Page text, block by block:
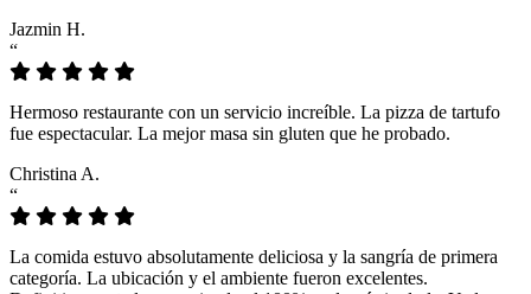
Jazmin H.
“
Hermoso restaurante con un servicio increíble. La pizza de tartufo
fue espectacular. La mejor masa sin gluten que he probado.
Christina A.
“
La comida estuvo absolutamente deliciosa y la sangría de primera
categoría. La ubicación y el ambiente fueron excelentes.